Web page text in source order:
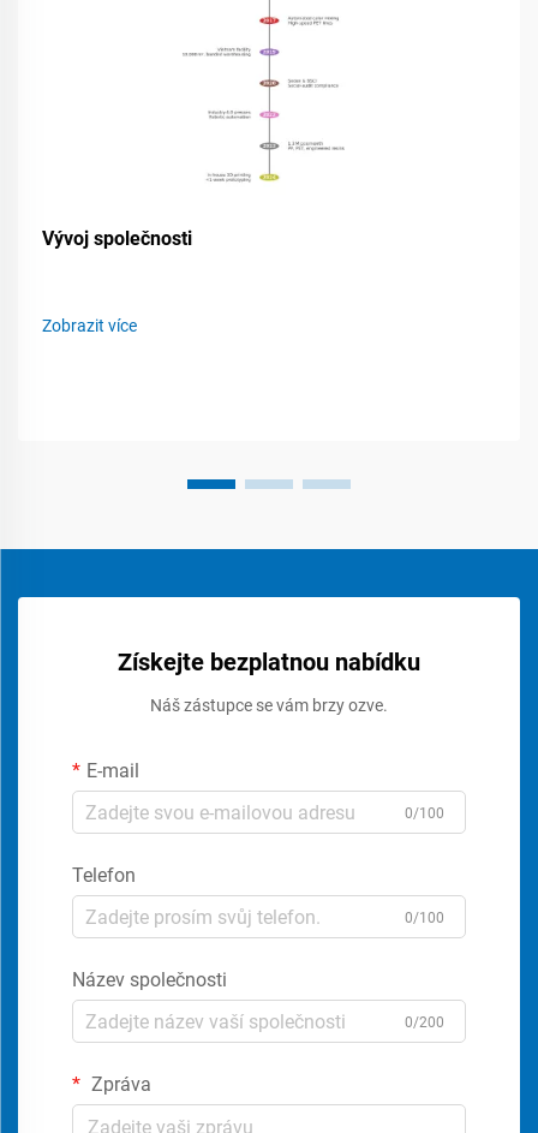
Vývoj společnosti
Zobrazit více
Získejte bezplatnou nabídku
Náš zástupce se vám brzy ozve.
E-mail
0/100
Telefon
0/100
Název společnosti
0/200
Zpráva